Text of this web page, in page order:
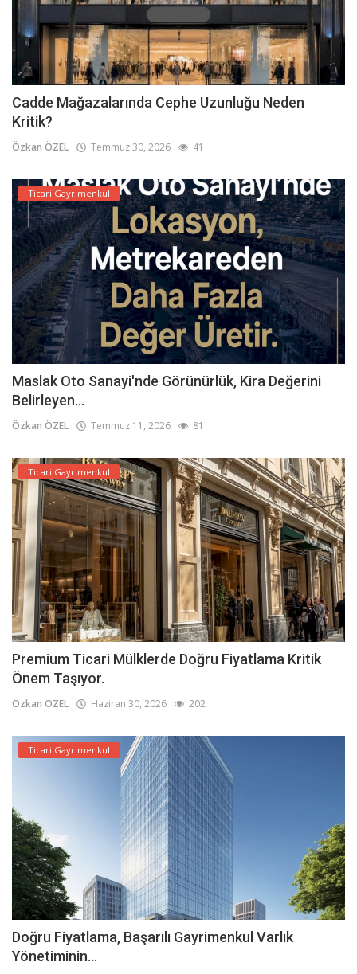
Cadde Mağazalarında Cephe Uzunluğu Neden
Kritik?
Özkan ÖZEL Temmuz 30, 2026 41
Ticari Gayrimenkul
Maslak Oto Sanayi'nde Görünürlük, Kira Değerini
Belirleyen...
Özkan ÖZEL Temmuz 11, 2026 81
Ticari Gayrimenkul
Premium Ticari Mülklerde Doğru Fiyatlama Kritik
Önem Taşıyor.
Özkan ÖZEL Haziran 30, 2026 202
Ticari Gayrimenkul
Doğru Fiyatlama, Başarılı Gayrimenkul Varlık
Yönetiminin...